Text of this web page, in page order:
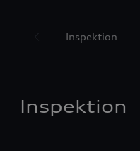
Inspektion
Inspektion